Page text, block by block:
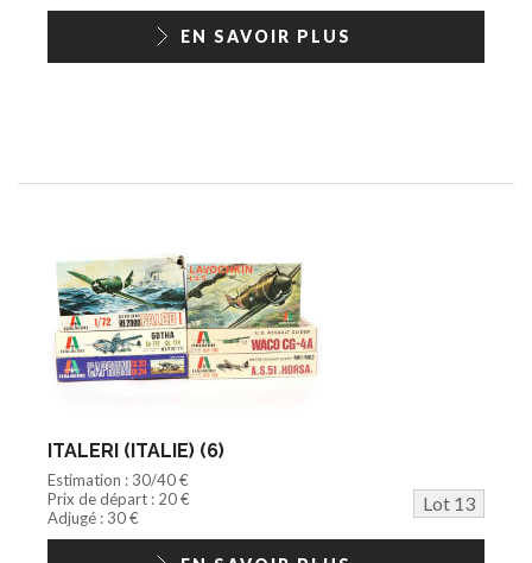
EN SAVOIR PLUS
ITALERI (ITALIE) (6)
Estimation : 30/40 €
Prix de départ : 20 €
Lot 13
Adjugé : 30 €